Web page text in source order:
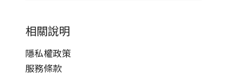
相關說明
隱私權政策
服務條款